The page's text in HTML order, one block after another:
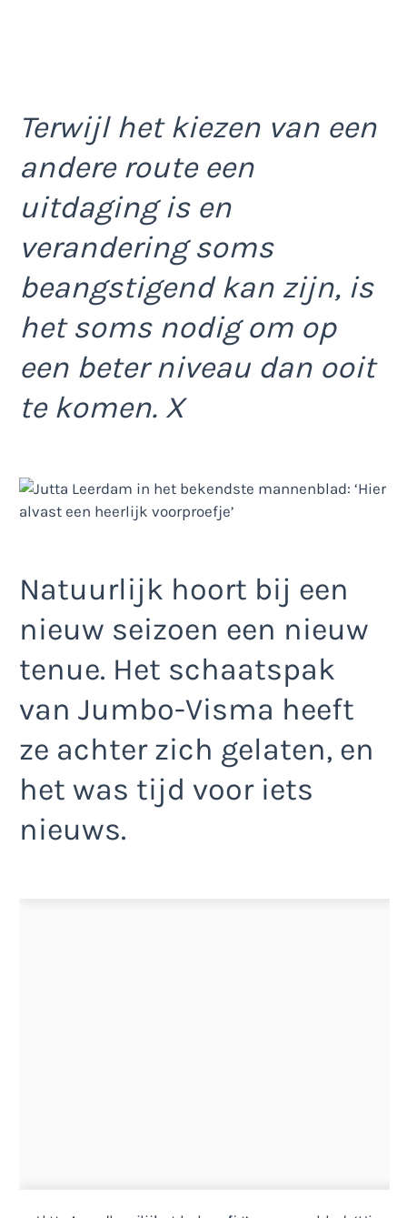
Terwijl het kiezen van een
andere route een
uitdaging is en
verandering soms
beangstigend kan zijn, is
het soms nodig om op
een beter niveau dan ooit
te komen. X
Natuurlijk hoort bij een
nieuw seizoen een nieuw
tenue. Het schaatspak
van Jumbo-Visma heeft
ze achter zich gelaten, en
het was tijd voor iets
nieuws.